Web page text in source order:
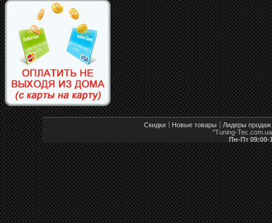
Скидки Новые товары
Лидеры продаж
"Tuning-
Пн-Пт 09:00-